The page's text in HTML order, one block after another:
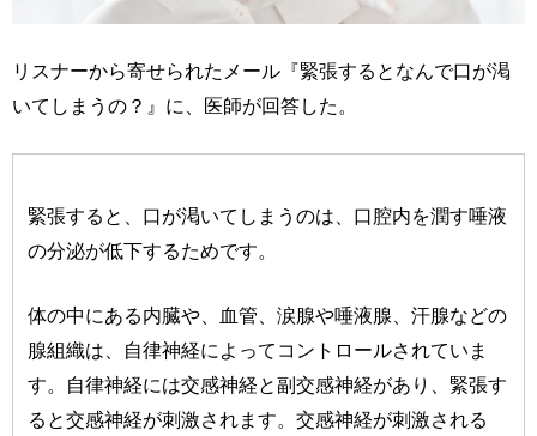
リスナーから寄せられたメール『緊張するとなんで口が渇
いてしまうの？』に、医師が回答した。
緊張すると、口が渇いてしまうのは、口腔内を潤す唾液
の分泌が低下するためです。
体の中にある内臓や、血管、涙腺や唾液腺、汗腺などの
腺組織は、自律神経によってコントロールされていま
す。自律神経には交感神経と副交感神経があり、緊張す
ると交感神経が刺激されます。交感神経が刺激される